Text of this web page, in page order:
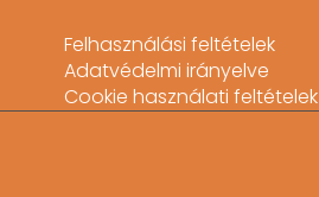
Felhasználási feltételek
Adatvédelmi irányelve
Cookie használati feltételek